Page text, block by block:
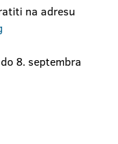
na adresu
8. septembra